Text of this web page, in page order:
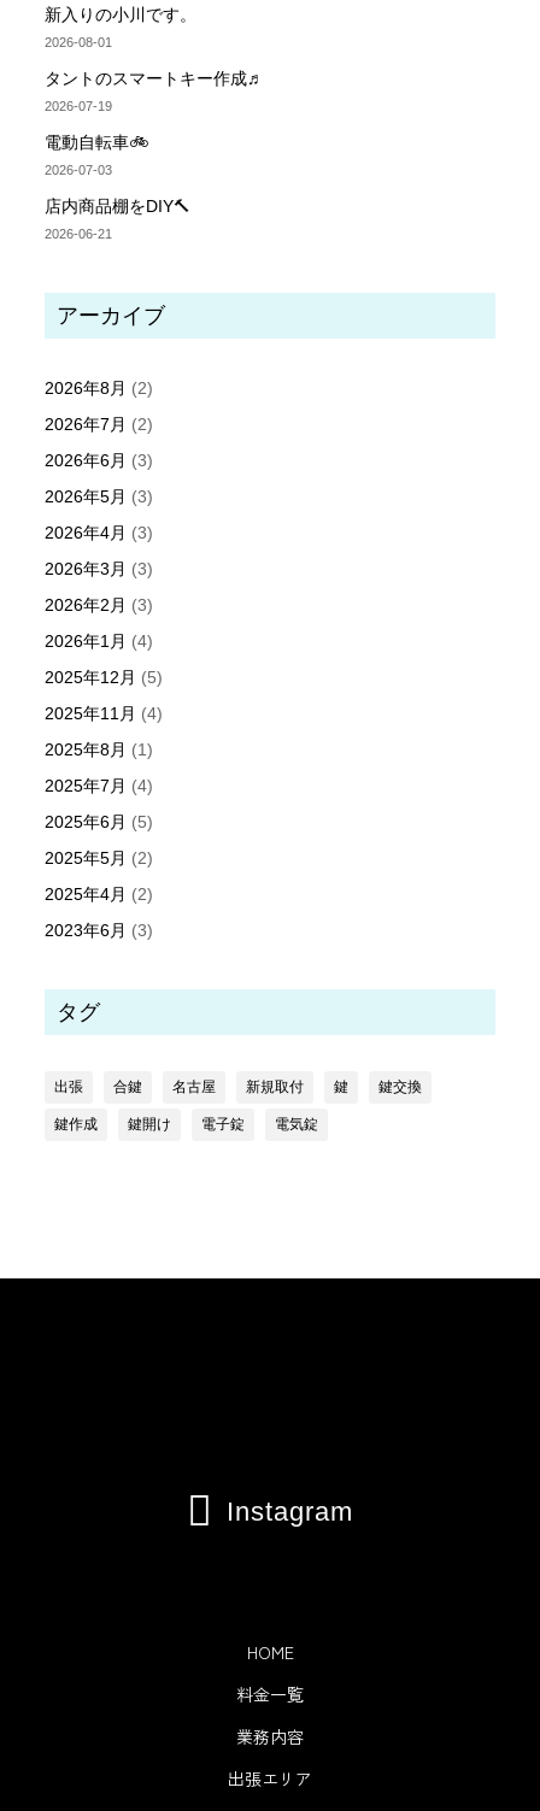
新入りの小川です。
2026-08-01
タントのスマートキー作成♬
2026-07-19
電動自転車🚲
2026-07-03
店内商品棚をDIY🔨
2026-06-21
アーカイブ
2026年8月 (2)
2026年7月 (2)
2026年6月 (3)
2026年5月 (3)
2026年4月 (3)
2026年3月 (3)
2026年2月 (3)
2026年1月 (4)
2025年12月 (5)
2025年11月 (4)
2025年8月 (1)
2025年7月 (4)
2025年6月 (5)
2025年5月 (2)
2025年4月 (2)
2023年6月 (3)
タグ
出張 合鍵 名古屋 新規取付 鍵 鍵交換
鍵作成 鍵開け 電子錠 電気錠
 Instagram
HOME
料金一覧
業務内容
出張エリア